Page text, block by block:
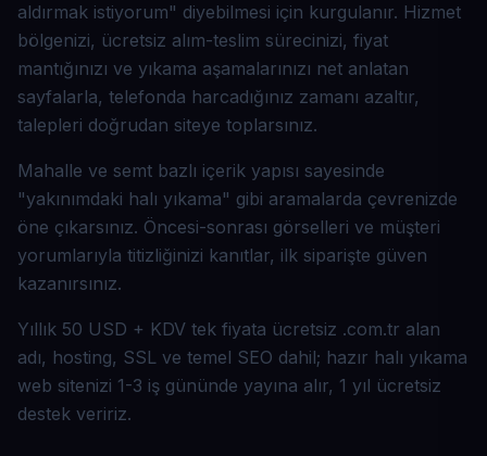
aldırmak istiyorum" diyebilmesi için kurgulanır. Hizmet
bölgenizi, ücretsiz alım-teslim sürecinizi, fiyat
mantığınızı ve yıkama aşamalarınızı net anlatan
sayfalarla, telefonda harcadığınız zamanı azaltır,
talepleri doğrudan siteye toplarsınız.
Mahalle ve semt bazlı içerik yapısı sayesinde
"yakınımdaki halı yıkama" gibi aramalarda çevrenizde
öne çıkarsınız. Öncesi-sonrası görselleri ve müşteri
yorumlarıyla titizliğinizi kanıtlar, ilk siparişte güven
kazanırsınız.
Yıllık 50 USD + KDV tek fiyata ücretsiz .com.tr alan
adı, hosting, SSL ve temel SEO dahil; hazır halı yıkama
web sitenizi 1-3 iş gününde yayına alır, 1 yıl ücretsiz
destek veririz.